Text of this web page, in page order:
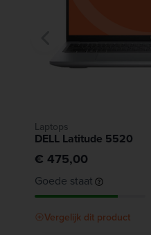
Laptops
DELL Latitude 5520
€ 475,00
Goede staat
Vergelijk dit product